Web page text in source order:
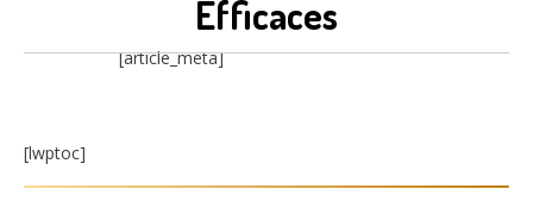
Efficaces
[article_meta]
[lwptoc]